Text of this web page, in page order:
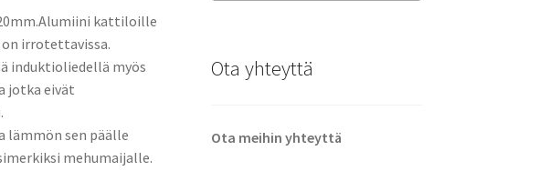
kattiloille
irrotettavissa.
induktioliedellä myös
jotka eivät
lämmön sen päälle
mehumaijalle.
Ota yhteyttä
Ota meihin yhteyttä